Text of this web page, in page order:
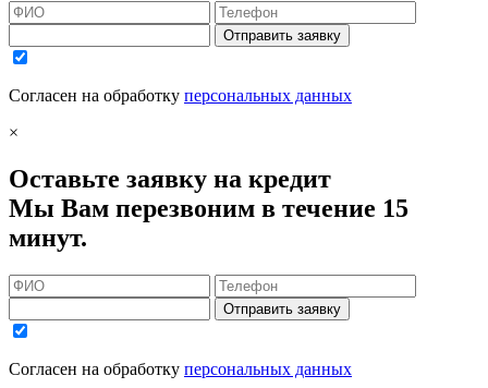
Отправить заявку
Согласен на обработку персональных данных
×
Оставьте заявку на кредит
Мы Вам перезвоним в течение 15
минут.
Отправить заявку
Согласен на обработку персональных данных